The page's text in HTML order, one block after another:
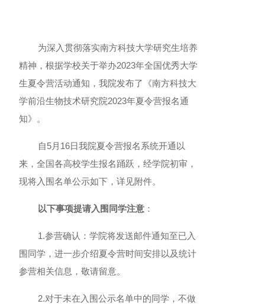
为深入贯彻落实南方科技大学研究生培养
精神，根据学校关于举办2023年全国优秀大学
生夏令营活动通知，我院发布了《南方科技大
学前沿生物技术研究院2023年夏令营报名通
知》。
自5月16日我院夏令营报名系统开通以
来，全国各高校学生报名踊跃，经学院初审，
现将入围名单公示如下，详见附件。
以下事项提请入围同学注意 ：
1.参营确认：学院将发送邮件通知至已入
围同学，进一步介绍夏令营时间安排以及统计
参营相关信息，敬请留意。
2.对于未在入围公示名单中的同学，不做